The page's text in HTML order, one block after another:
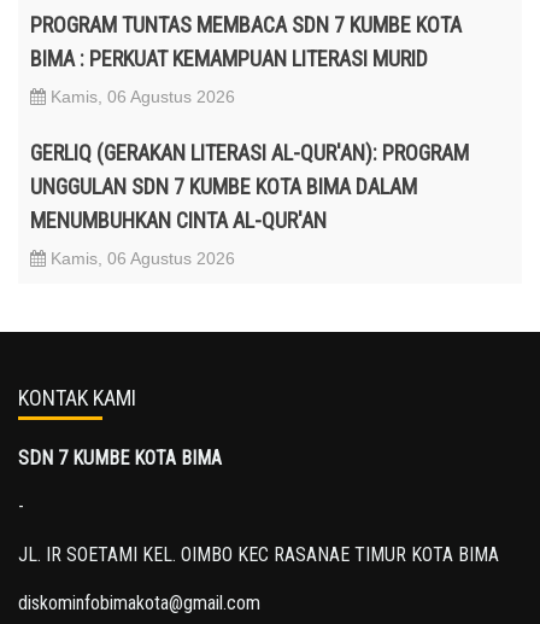
PROGRAM TUNTAS MEMBACA SDN 7 KUMBE KOTA
BIMA : PERKUAT KEMAMPUAN LITERASI MURID
Kamis, 06 Agustus 2026
GERLIQ (GERAKAN LITERASI AL-QUR'AN): PROGRAM
UNGGULAN SDN 7 KUMBE KOTA BIMA DALAM
MENUMBUHKAN CINTA AL-QUR'AN
Kamis, 06 Agustus 2026
KONTAK KAMI
SDN 7 KUMBE KOTA BIMA
-
JL. IR SOETAMI KEL. OIMBO KEC RASANAE TIMUR KOTA BIMA
diskominfobimakota@gmail.com